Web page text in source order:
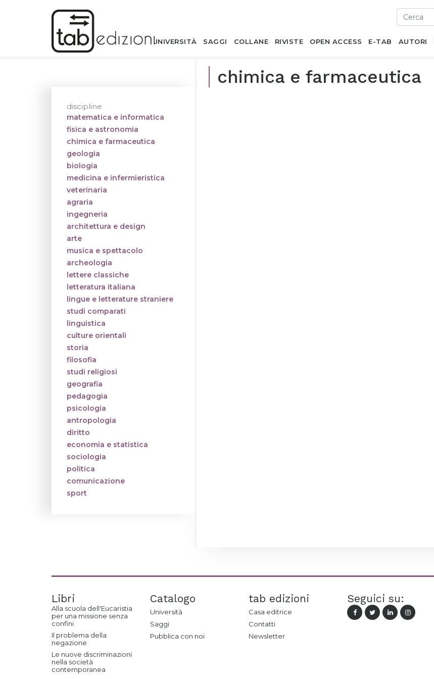
UNIVERSITÀ SAGGI COLLANE RIVISTE OPEN ACCESS E-TAB AUTORI
chimica e farmaceutica
discipline
matematica e informatica
fisica e astronomia
chimica e farmaceutica
geologia
biologia
medicina e infermieristica
veterinaria
agraria
ingegneria
architettura e design
arte
musica e spettacolo
archeologia
lettere classiche
letteratura italiana
lingue e letterature straniere
studi comparati
linguistica
culture orientali
storia
filosofia
studi religiosi
geografia
pedagogia
psicologia
antropologia
diritto
economia e statistica
sociologia
politica
comunicazione
sport
Libri
Alla scuola dell'Eucaristia
per una missione senza
confini
Il problema della
negazione
Le nuove discriminazioni
nella società
contemporanea
Catalogo
Università
Saggi
Pubblica con noi
tab edizioni
Casa editrice
Contatti
Newsletter
Seguici su: